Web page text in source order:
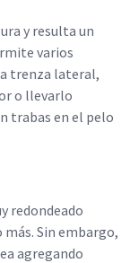
y resulta un
varios
trenza lateral,
o llevarlo
trabas en el pelo
redondeado
Sin embargo,
agregando